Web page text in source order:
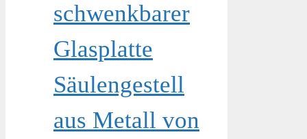
schwenkbarer
Glasplatte
Säulengestell
aus Metall von